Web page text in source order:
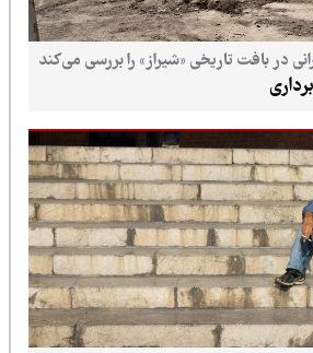
بافت تاریخی «شیراز» را بررسی می‌کند